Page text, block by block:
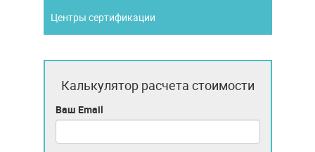
Центры сертификации
Калькулятор расчета стоимости
Ваш Email